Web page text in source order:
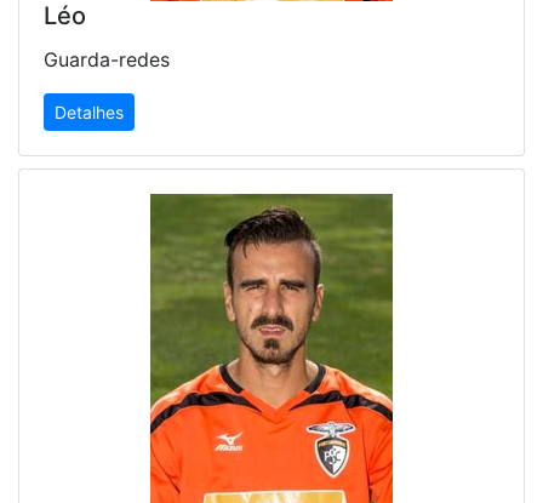
Léo
Guarda-redes
Detalhes